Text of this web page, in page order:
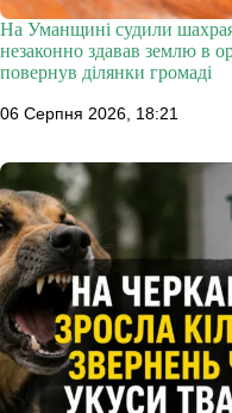
На Уманщині судили
незаконно здавав землю в
повернув ділянки громаді
06 Серпня 2026, 18:21